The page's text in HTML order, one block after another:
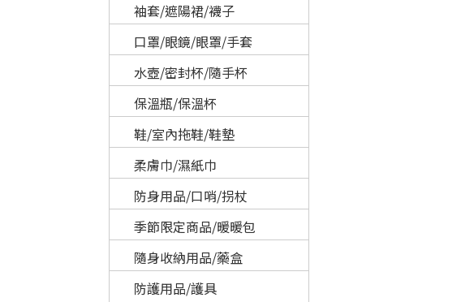
袖套/遮陽裙/襪子
口罩/眼鏡/眼罩/手套
水壺/密封杯/隨手杯
保溫瓶/保溫杯
鞋/室內拖鞋/鞋墊
柔膚巾/濕紙巾
防身用品/口哨/拐杖
季節限定商品/暖暖包
隨身收納用品/藥盒
防護用品/護具